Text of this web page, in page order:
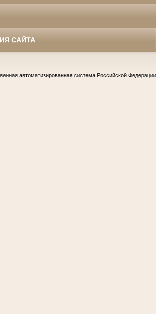
САЙТА
автоматизированная система Российской